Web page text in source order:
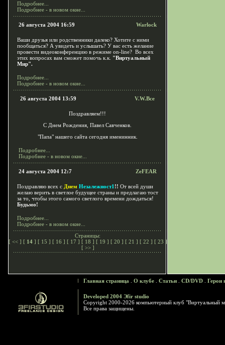
Подробнее...
Подробнее - в новом окне...
26 августа 2004 16:59 Warlock
Ваши друзья или родственники далеко? Хотите с ними
пообщаться? А увидеть и услышать? У вас есть желание
провести видеоконференцию в режиме on-line? Во всех
этих вопросах вам сможет помочь к.к. "Виртуальный
Мир".
Подробнее...
Подробнее - в новом окне...
26 августа 2004 13:59 V.W.Bce
Поздравляем!!!
С Днем Рождения, Павел Савченков.
"Папа" нашего сайта сегодня именинник.
Подробнее...
Подробнее - в новом окне...
24 августа 2004 12:7 ZeFEAR
Поздравляю всех с Днем Незалежност1 !! От всей души
желаю верить в светлое будущее страны и предлагаю тост
за то, чтобы этого самого светлого времени дождаться!
Будьмо!
Подробнее...
Подробнее - в новом окне...
Страницы:
[ << ] [ 14] [ 15 ] [ 16 ] [ 17 ] [ 18 ] [ 19 ] [ 20 ] [ 21 ] [ 22 ] [ 23 ]
[ >> ]
Главная страница О клубе Статьи CD/DVD Герои
Developed 2004 Эfir studio
Copyright 2000-2026 компьютерный клуб "Виртуальный
Все права защищены.